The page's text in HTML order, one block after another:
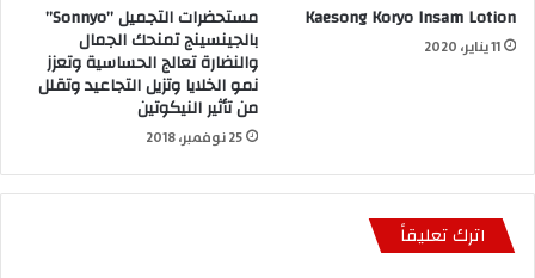
Kaesong Koryo Insam Lotion
11 يناير، 2020
مستحضرات التجميل ”Sonnyo”
بالجينسينج تمنحك الجمال
والنضارة تعالج الحساسية وتعزز
نمو الخلايا وتزيل التجاعيد وتقلل
من تأثير النيكوتين
25 نوفمبر، 2018
اترك تعليقاً